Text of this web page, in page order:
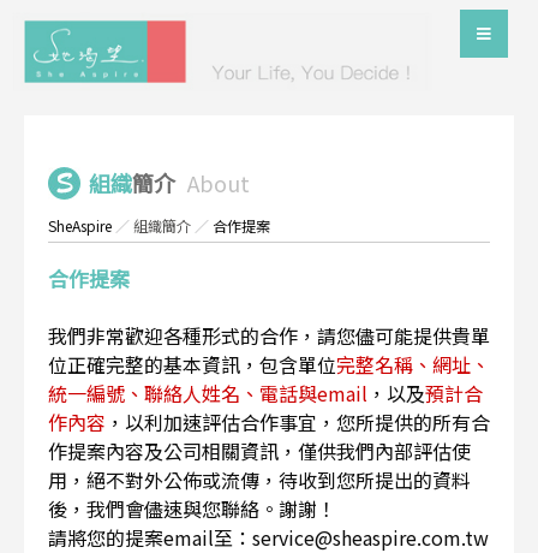
組織簡介 About
SheAspire ／組織簡介 ／ 合作提案
合作提案
我們非常歡迎各種形式的合作，請您儘可能提供貴單
位正確完整的基本資訊，包含單位完整名稱、網址、
統一編號、聯絡人姓名、電話與email ，以及預計合
作內容 ，以利加速評估合作事宜，您所提供的所有合
作提案內容及公司相關資訊，僅供我們內部評估使
用，絕不對外公佈或流傳，待收到您所提出的資料
後，我們會儘速與您聯絡。謝謝！
請將您的提案email至：service@sheaspire.com.tw